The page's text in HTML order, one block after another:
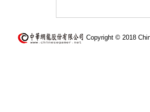
Copyright © 2018